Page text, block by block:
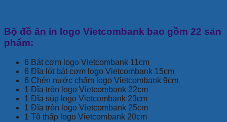
Bộ đồ ăn in logo Vietcombank bao gồm 22 sản
phẩm:
6 Bát cơm logo Vietcombank 11cm
6 Đĩa lót bát cơm logo Vietcombank 15cm
6 Chén nước chấm logo Vietcombank 9cm
1 Đĩa tròn logo Vietcombank 22cm
1 Đĩa súp logo Vietcombank 23cm
1 Đĩa tròn logo Vietcombank 25cm
1 Tô thấp logo Vietcombank 20cm